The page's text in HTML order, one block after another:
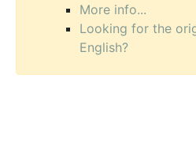
More info...
Looking for the
English?